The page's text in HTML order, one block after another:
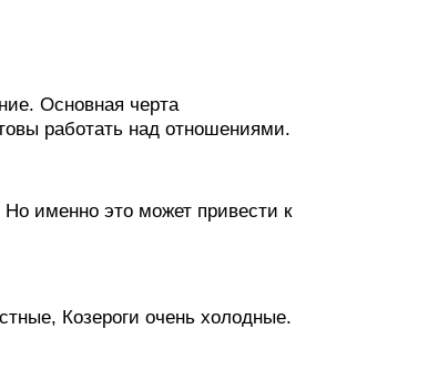
Основная черта
работать над отношениями.
именно это может привести к
Козероги очень холодные.